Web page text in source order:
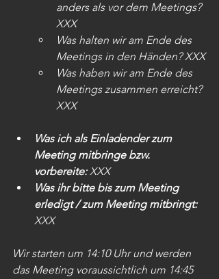
anders als vor dem Meetings?
XXX
Was halten wir am Ende des
Meetings in den Händen? XXX
Was haben wir am Ende des
Meetings zusammen erreicht?
XXX
Was ich als Einladender zum
Meeting mitbringe bzw.
vorbereite: XXX
Was ihr bitte bis zum Meeting
erledigt / zum Meeting mitbringt:
XXX
Wir starten um 14:10 Uhr und werden
das Meeting voraussichtlich um 14:45